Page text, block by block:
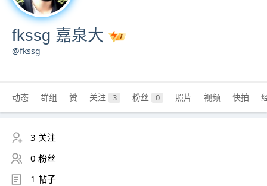
fkssg 嘉泉大
@fkssg
动态 群组 赞 关注 3 粉丝 0 照片 视频 快拍
3 关注
0 粉丝
1 帖子